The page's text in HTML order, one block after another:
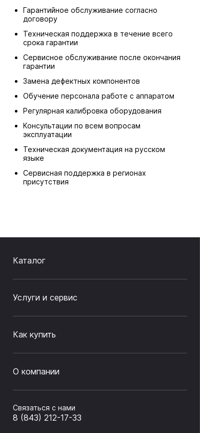
Гарантийное обслуживание согласно
договору
Техническая поддержка в течение всего
срока гарантии
Сервисное обслуживание после окончания
гарантии
Замена дефектных компонентов
Обучение персонала работе с аппаратом
Регулярная калибровка оборудования
Консультации по всем вопросам
эксплуатации
Техническая документация на русском
языке
Сервисная поддержка в регионах
присутствия
Каталог
Услуги и сервис
Как купить
О компании
Связаться с нами
8 (843) 212-17-33